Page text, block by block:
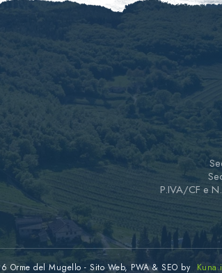
P.IVA/CF e
Orme del Mugello - Sito Web, PWA & SEO by